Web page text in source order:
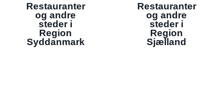
Restauranter
og andre
steder i
Region
Syddanmark
Restauranter
og andre
steder i
Region
Sjælland